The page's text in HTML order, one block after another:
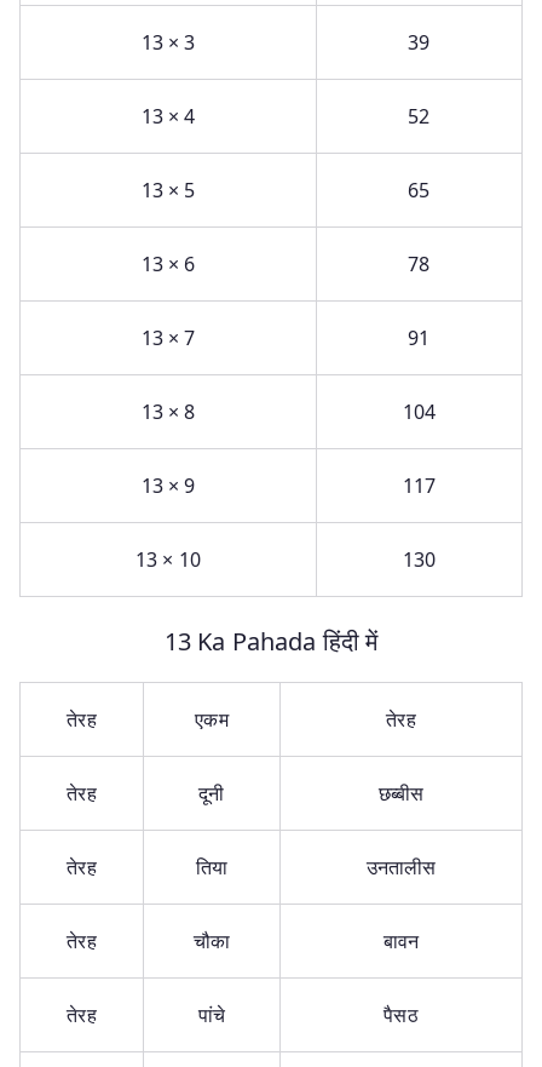
13 × 3 39
13 × 4 52
13 × 5 65
13 × 6 78
13 × 7 91
13 × 8 104
13 × 9 117
13 × 10 130
13 Ka Pahada हिंदी में
तेरह एकम तेरह
तेरह दूनी छब्बीस
तेरह तिया उनतालीस
तेरह चौका बावन
तेरह पांचे पैसठ